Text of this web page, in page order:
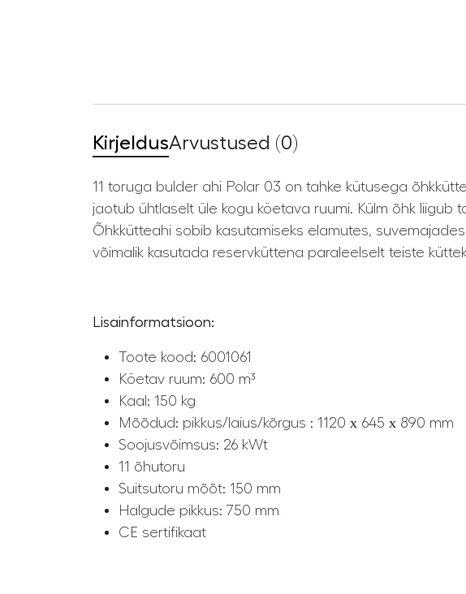
KirjeldusArvustused (0)
11 toruga bulder ahi Polar 03 on tahke kütusega
jaotub ühtlaselt üle kogu köetava ruumi. Külm õhk
Õhkkütteahi sobib kasutamiseks elamutes,
võimalik kasutada reservküttena paraleelselt teiste
Lisainformatsioon:
Toote kood: 6001061
Köetav ruum: 600 m³
Kaal: 150 kg
Mõõdud: pikkus/laius/kõrgus : 1120 х 645 х 890 mm
Soojusvõimsus: 26 kWt
11 õhutoru
Suitsutoru mõõt: 150 mm
Halgude pikkus: 750 mm
CE sertifikaat